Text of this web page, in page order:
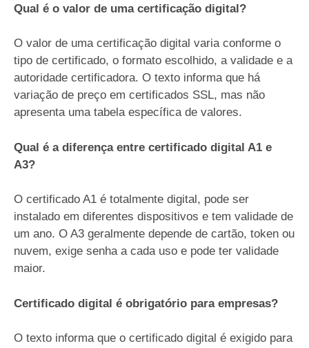
Qual é o valor de uma certificação digital?
O valor de uma certificação digital varia conforme o
tipo de certificado, o formato escolhido, a validade e a
autoridade certificadora. O texto informa que há
variação de preço em certificados SSL, mas não
apresenta uma tabela específica de valores.
Qual é a diferença entre certificado digital A1 e
A3?
O certificado A1 é totalmente digital, pode ser
instalado em diferentes dispositivos e tem validade de
um ano. O A3 geralmente depende de cartão, token ou
nuvem, exige senha a cada uso e pode ter validade
maior.
Certificado digital é obrigatório para empresas?
O texto informa que o certificado digital é exigido para